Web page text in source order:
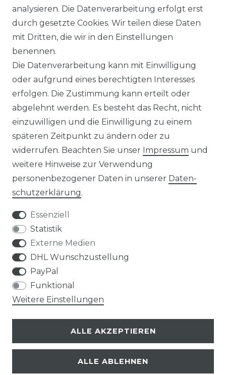
B2B
WUNSCHLISTE
SERVICE
RETOURENINFO
KONTAKT
ZAHLUNGSARTEN
analysieren. Die Datenverarbeitung erfolgt erst
durch gesetzte Cookies. Wir teilen diese Daten
mit Dritten, die wir in den Einstellungen
benennen.
Die Datenverarbeitung kann mit Einwilligung
oder aufgrund eines berechtigten Interesses
erfolgen. Die Zustimmung kann erteilt oder
abgelehnt werden. Es besteht das Recht, nicht
einzuwilligen und die Einwilligung zu einem
späteren Zeitpunkt zu ändern oder zu
widerrufen. Beachten Sie unser Impressum und
weitere Hinweise zur Verwendung
personenbezogener Daten in unserer Daten­
schutz­erklärung.
Essenziell
Statistik
Externe Medien
DHL Wunschzustellung
PayPal
Funktional
Weitere Einstellungen
ALLE AKZEPTIEREN
ALLE ABLEHNEN